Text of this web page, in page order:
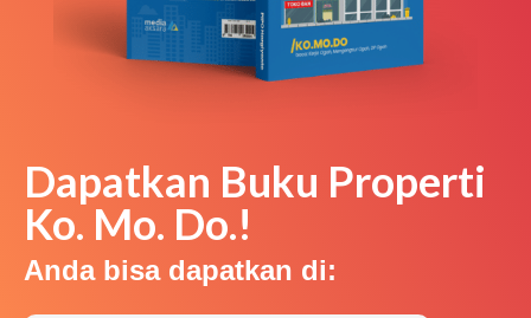
Dapatkan Buku Properti
Ko. Mo. Do.!
Anda bisa dapatkan di: